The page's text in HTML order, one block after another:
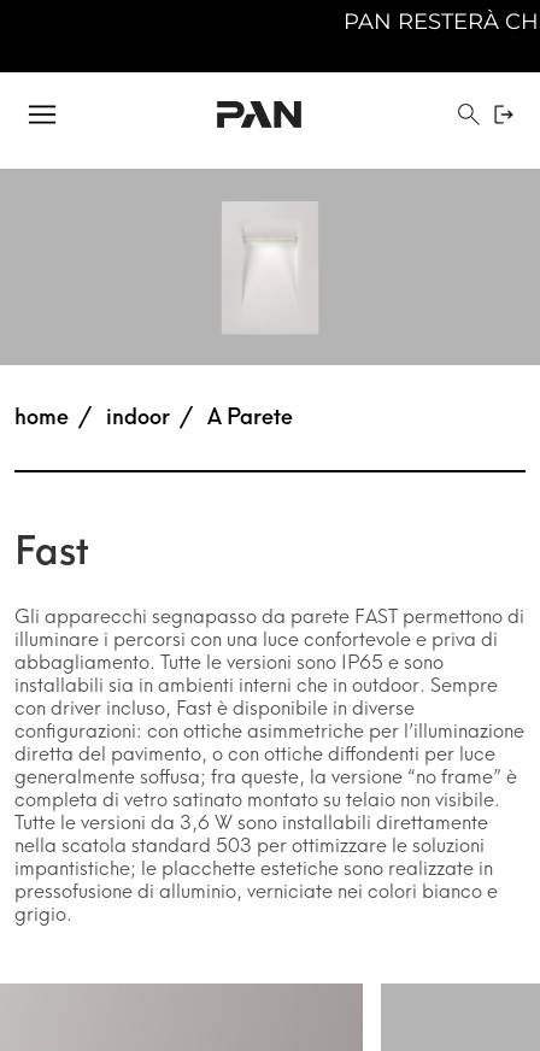
home indoor A Parete
Fast
Gli apparecchi segnapasso da parete FAST permettono di
illuminare i percorsi con una luce confortevole e priva di
abbagliamento. Tutte le versioni sono IP65 e sono
installabili sia in ambienti interni che in outdoor. Sempre
con driver incluso, Fast è disponibile in diverse
configurazioni: con ottiche asimmetriche per l’illuminazione
diretta del pavimento, o con ottiche diffondenti per luce
generalmente soffusa; fra queste, la versione “no frame” è
completa di vetro satinato montato su telaio non visibile.
Tutte le versioni da 3,6 W sono installabili direttamente
nella scatola standard 503 per ottimizzare le soluzioni
impantistiche; le placchette estetiche sono realizzate in
pressofusione di alluminio, verniciate nei colori bianco e
grigio.
PAN RESTERÀ